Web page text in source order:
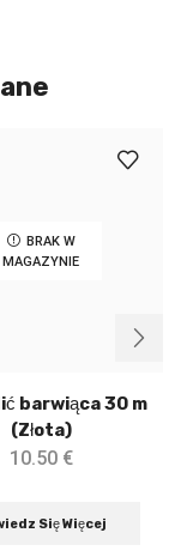
BRAK W
MAGAZYNIE
barwiąca 30 m
(Złota)
10.50 €
Się Więcej